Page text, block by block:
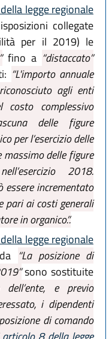
legge regionale
collegate
per il 2019) le
fino a “distaccato”
“L'importo annuale
agli enti
complessivo
delle figure
per l’esercizio delle
delle figure
2018.
essere incrementato
pari ai costi generali
in organico.”.
legge regionale
“La posizione di
sono sostituite
dell’ente, e previo
i dipendenti
di comando